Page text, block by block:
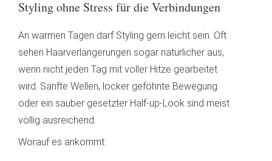
Styling ohne Stress für die Verbindungen
An warmen Tagen darf Styling gern leicht sein. Oft
sehen Haarverlängerungen sogar natürlicher aus,
wenn nicht jeden Tag mit voller Hitze gearbeitet
wird. Sanfte Wellen, locker geföhnte Bewegung
oder ein sauber gesetzter Half-up-Look sind meist
völlig ausreichend.
Worauf es ankommt: